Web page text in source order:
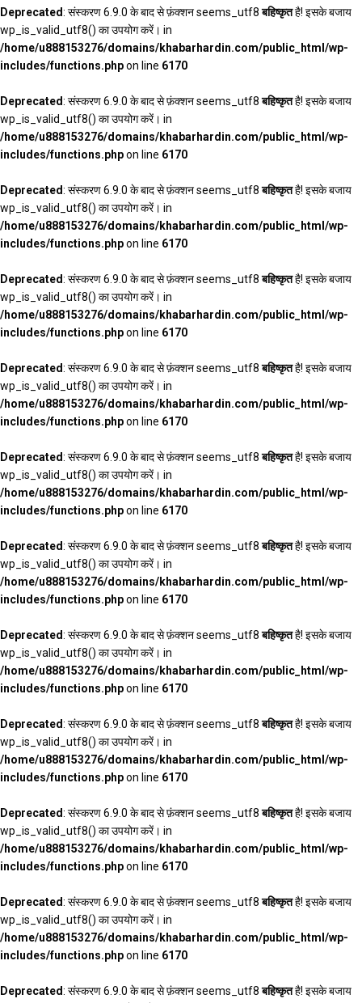
Deprecated: संस्करण 6.9.0 के बाद से फ़ंक्शन seems_utf8बहिष्कृतहै! इसके बजाय
wp_is_valid_utf8() का उपयोग करें। in
/home/u888153276/domains/khabarhardin.com/public_html/wp-
includes/functions.phpon line 6170
Deprecated: संस्करण 6.9.0 के बाद से फ़ंक्शन seems_utf8बहिष्कृतहै! इसके बजाय
wp_is_valid_utf8() का उपयोग करें। in
/home/u888153276/domains/khabarhardin.com/public_html/wp-
includes/functions.phpon line 6170
Deprecated: संस्करण 6.9.0 के बाद से फ़ंक्शन seems_utf8बहिष्कृतहै! इसके बजाय
wp_is_valid_utf8() का उपयोग करें। in
/home/u888153276/domains/khabarhardin.com/public_html/wp-
includes/functions.phpon line 6170
Deprecated: संस्करण 6.9.0 के बाद से फ़ंक्शन seems_utf8बहिष्कृतहै! इसके बजाय
wp_is_valid_utf8() का उपयोग करें। in
/home/u888153276/domains/khabarhardin.com/public_html/wp-
includes/functions.phpon line 6170
Deprecated: संस्करण 6.9.0 के बाद से फ़ंक्शन seems_utf8बहिष्कृतहै! इसके बजाय
wp_is_valid_utf8() का उपयोग करें। in
/home/u888153276/domains/khabarhardin.com/public_html/wp-
includes/functions.phpon line 6170
Deprecated: संस्करण 6.9.0 के बाद से फ़ंक्शन seems_utf8बहिष्कृतहै! इसके बजाय
wp_is_valid_utf8() का उपयोग करें। in
/home/u888153276/domains/khabarhardin.com/public_html/wp-
includes/functions.phpon line 6170
Deprecated: संस्करण 6.9.0 के बाद से फ़ंक्शन seems_utf8बहिष्कृतहै! इसके बजाय
wp_is_valid_utf8() का उपयोग करें। in
/home/u888153276/domains/khabarhardin.com/public_html/wp-
includes/functions.phpon line 6170
Deprecated: संस्करण 6.9.0 के बाद से फ़ंक्शन seems_utf8बहिष्कृतहै! इसके बजाय
wp_is_valid_utf8() का उपयोग करें। in
/home/u888153276/domains/khabarhardin.com/public_html/wp-
includes/functions.phpon line 6170
Deprecated: संस्करण 6.9.0 के बाद से फ़ंक्शन seems_utf8बहिष्कृतहै! इसके बजाय
wp_is_valid_utf8() का उपयोग करें। in
/home/u888153276/domains/khabarhardin.com/public_html/wp-
includes/functions.phpon line 6170
Deprecated: संस्करण 6.9.0 के बाद से फ़ंक्शन seems_utf8बहिष्कृतहै! इसके बजाय
wp_is_valid_utf8() का उपयोग करें। in
/home/u888153276/domains/khabarhardin.com/public_html/wp-
includes/functions.phpon line 6170
Deprecated: संस्करण 6.9.0 के बाद से फ़ंक्शन seems_utf8बहिष्कृतहै! इसके बजाय
wp_is_valid_utf8() का उपयोग करें। in
/home/u888153276/domains/khabarhardin.com/public_html/wp-
includes/functions.phpon line 6170
Deprecated: संस्करण 6.9.0 के बाद से फ़ंक्शन seems_utf8बहिष्कृतहै! इसके बजाय